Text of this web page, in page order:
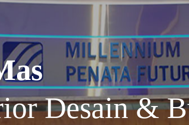
Desain &